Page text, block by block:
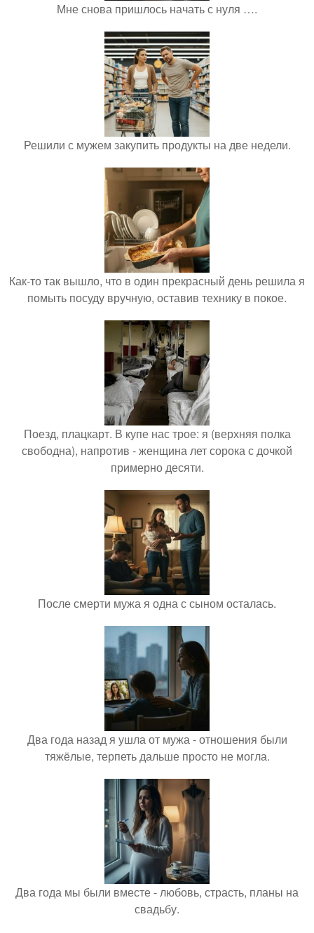
Мне снова пришлось начать с нуля ….
Решили с мужем закупить продукты на две недели.
Как-то так вышло, что в один прекрасный день решила я
помыть посуду вручную, оставив технику в покое.
Поезд, плацкарт. В купе нас трое: я (верхняя полка
свободна), напротив - женщина лет сорока с дочкой
примерно десяти.
После смерти мужа я одна с сыном осталась.
Два года назад я ушла от мужа - отношения были
тяжёлые, терпеть дальше просто не могла.
Два года мы были вместе - любовь, страсть, планы на
свадьбу.